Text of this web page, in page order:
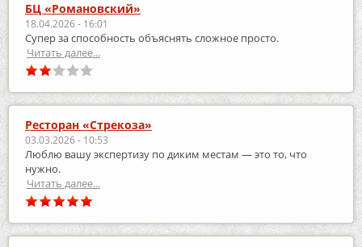
БЦ «Романовский»
18.04.2026 - 16:01
Супер за способность объяснять сложное просто.
Читать далее...
Ресторан «Стрекоза»
03.03.2026 - 10:53
Люблю вашу экспертизу по диким местам — это то, что
нужно.
Читать далее...